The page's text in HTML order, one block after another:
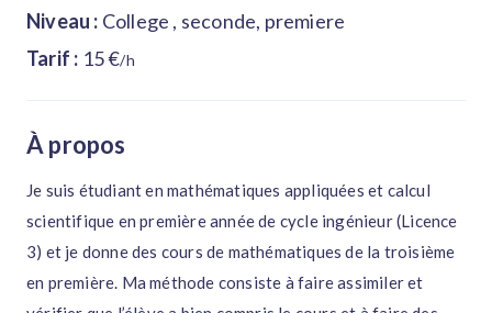
Niveau : College , seconde, premiere
Tarif : 15 €/h
À propos
Je suis étudiant en mathématiques appliquées et calcul
scientifique en première année de cycle ingénieur (Licence
3) et je donne des cours de mathématiques de la troisième
en première. Ma méthode consiste à faire assimiler et